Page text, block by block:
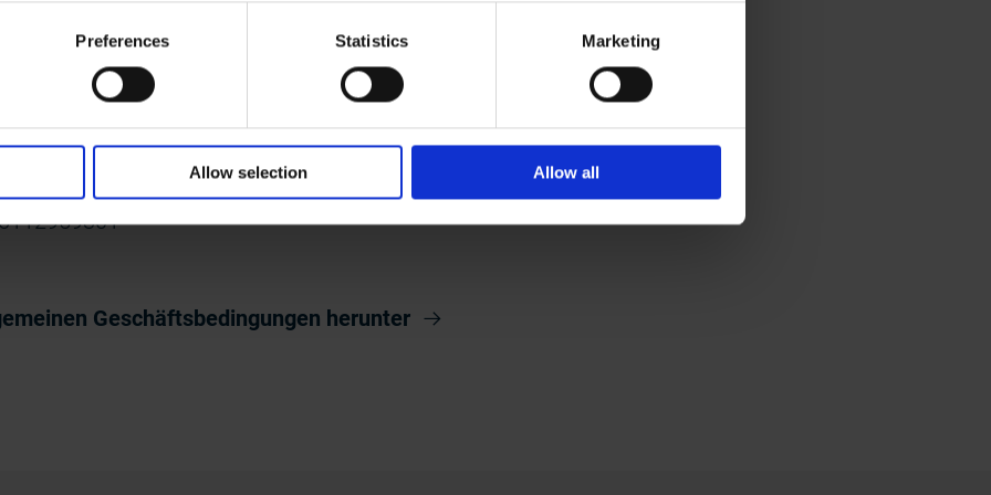
Preferences Statistics Marketing
Allow selection Allow all
Geschäftsbedingungen herunter